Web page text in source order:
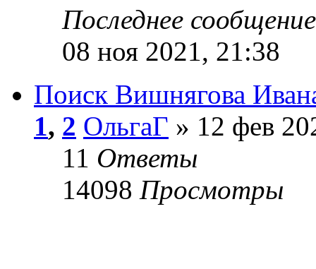
Последнее
08 ноя 2021, 21:38
Поиск Вишнягова
1, 2 ОльгаГ » 12 фев
11 Ответы
14098 Просмотры